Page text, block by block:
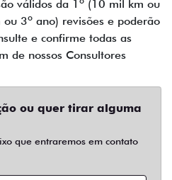
válidos da 1º (10 mil km ou
3º ano) revisões e poderão
e confirme todas as
de nossos Consultores
ou quer tirar alguma
que entraremos em contato